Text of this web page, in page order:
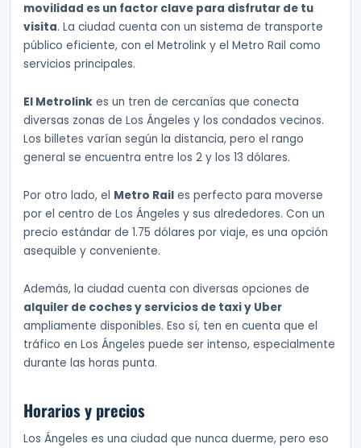
movilidad es un factor clave para disfrutar de tu
visita. La ciudad cuenta con un sistema de transporte
público eficiente, con el Metrolink y el Metro Rail como
servicios principales.
El Metrolink es un tren de cercanías que conecta
diversas zonas de Los Ángeles y los condados vecinos.
Los billetes varían según la distancia, pero el rango
general se encuentra entre los 2 y los 13 dólares.
Por otro lado, el Metro Rail es perfecto para moverse
por el centro de Los Ángeles y sus alrededores. Con un
precio estándar de 1.75 dólares por viaje, es una opción
asequible y conveniente.
Además, la ciudad cuenta con diversas opciones de
alquiler de coches y servicios de taxi y Uber
ampliamente disponibles. Eso sí, ten en cuenta que el
tráfico en Los Ángeles puede ser intenso, especialmente
durante las horas punta.
Horarios y precios
Los Ángeles es una ciudad que nunca duerme, pero eso